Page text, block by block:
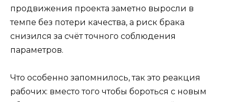
продвижения проекта заметно выросли в
темпе без потери качества, а риск брака
снизился за счёт точного соблюдения
параметров.
Что особенно запомнилось, так это реакция
рабочих: вместо того чтобы бороться с новым